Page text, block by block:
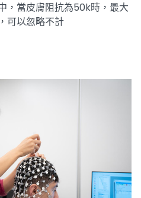
，當皮膚阻抗為50k時，最大
可以忽略不計